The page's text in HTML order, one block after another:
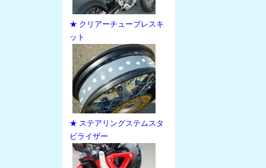
★ クリアーチューブレスキ
ット
★ ステアリングステムスタ
ビライザー